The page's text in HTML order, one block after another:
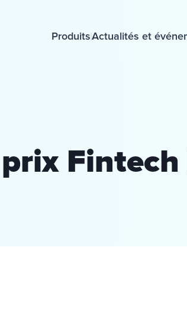
ProduitsActualités et
prix